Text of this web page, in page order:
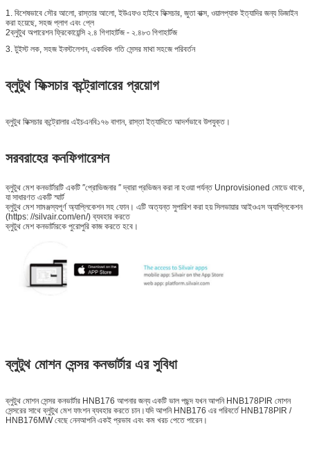
1. বিশেষভাবে সৌর আলো, রাস্তার আলো, ইউএফও হাইবে ফিক্সচার, জুতা বাক্স, ওয়ালপ্যাক ইত্যাদির জন্য ডিজাইন
করা হয়েছে, সহজ প্লাগ এবং প্লে
2ব্লুটুথ অপারেশন ফ্রিকোয়েন্সি ২.৪ গিগাহার্টজ - ২.৪৮৩ গিগাহার্টজ
3. টুইস্ট লক, সহজ ইনস্টলেশন, একাধিক গতি সেন্সর মাথা সহজে পরিবর্তন
ব্লুটুথ ফিক্সচার কন্ট্রোলারের প্রয়োগ
ব্লুটুথ ফিক্সচার কন্ট্রোলার এইচএনবি১৭৬ বাগান, রাস্তা ইত্যাদিতে আদর্শভাবে উপযুক্ত।
সরবরাহের কনফিগারেশন
ব্লুটুথ মেশ কনভার্টারটি একটি ′′প্রোভিজনার ′′ দ্বারা প্রভিজন করা না হওয়া পর্যন্ত Unprovisioned মোডে থাকে,
যা সাধারণত একটি স্মার্ট
ব্লুটুথ মেশ সামঞ্জস্যপূর্ণ অ্যাপ্লিকেশন সহ ফোন। এটি অত্যন্ত সুপারিশ করা হয় সিলভায়ার আইওএস অ্যাপ্লিকেশন
(https: //silvair.com/en/) ব্যবহার করতে
ব্লুটুথ মেশ কনভার্টারকে পুরোপুরি কাজ করতে হবে।
ব্লুটুথ মোশন সেন্সর কনভার্টার এর সুবিধা
ব্লুটুথ মোশন সেন্সর কনভার্টার HNB176 আপনার জন্য একটি ভাল পছন্দ যখন আপনি HNB178PIR মোশন
সেন্সরের সাথে ব্লুটুথ মেশ ফাংশন ব্যবহার করতে চান।যদি আপনি HNB176 এর পরিবর্তে HNB178PIR /
HNB176MW বেছে নেনআপনি একই প্রভাব এবং কম খরচ পেতে পারেন।